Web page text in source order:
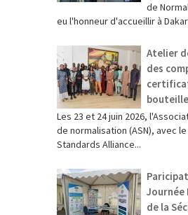
de
eu l'honneur d'accueillir à
Atelier
des
bouteille
Les 23 et 24 juin 2026,
de normalisation (ASN), avec
Standards Alliance...
de la